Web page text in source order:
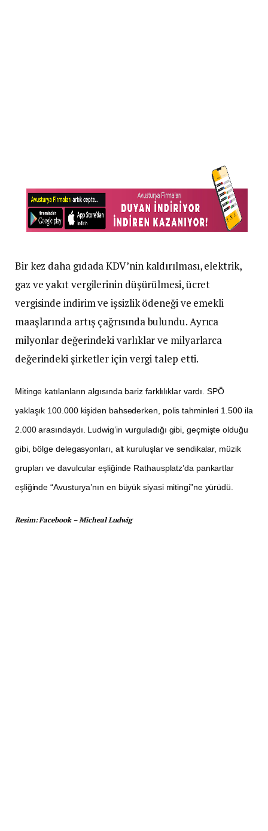
Bir kez daha gıdada KDV’nin kaldırılması, elektrik,
gaz ve yakıt vergilerinin düşürülmesi, ücret
vergisinde indirim ve işsizlik ödeneği ve emekli
maaşlarında artış çağrısında bulundu. Ayrıca
milyonlar değerindeki varlıklar ve milyarlarca
değerindeki şirketler için vergi talep etti.
Mitinge katılanların algısında bariz farklılıklar vardı. SPÖ
yaklaşık 100.000 kişiden bahsederken, polis tahminleri 1.500 ila
2.000 arasındaydı. Ludwig’in vurguladığı gibi, geçmişte olduğu
gibi, bölge delegasyonları, alt kuruluşlar ve sendikalar, müzik
grupları ve davulcular eşliğinde Rathausplatz’da pankartlar
eşliğinde “Avusturya’nın en büyük siyasi mitingi”ne yürüdü.
Resim: Facebook – Micheal Ludwig